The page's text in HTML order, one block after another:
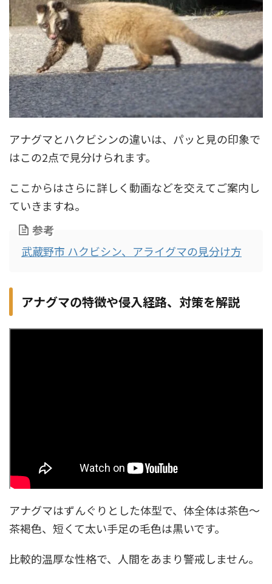
アナグマとハクビシンの違いは、パッと見の印象で
はこの2点で見分けられます。
ここからはさらに詳しく動画などを交えてご案内し
ていきますね。
参考
武蔵野市 ハクビシン、アライグマの見分け方
アナグマの特徴や侵入経路、対策を解説
アナグマはずんぐりとした体型で、体全体は茶色～
茶褐色、短くて太い手足の毛色は黒いです。
比較的温厚な性格で、人間をあまり警戒しません。